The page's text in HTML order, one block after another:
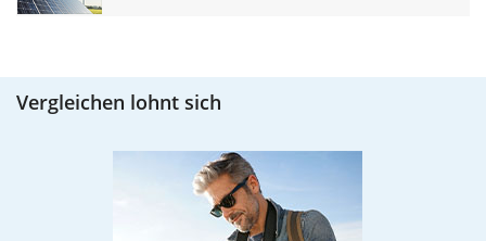
Vergleichen lohnt sich